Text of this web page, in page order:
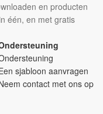
en producten
één, en met gratis
sjabloon aanvragen
contact met ons op